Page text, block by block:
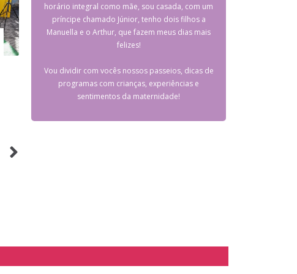
horário integral como mãe, sou casada, com um
príncipe chamado Júnior, tenho dois filhos a
Manuella e o Arthur, que fazem meus dias mais
felizes!
Vou dividir com vocês nossos passeios, dicas de
programas com crianças, experiências e
sentimentos da maternidade!